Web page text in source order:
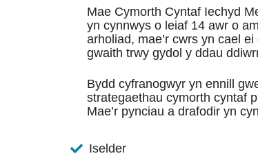
Mae Cymorth Cyntaf Iechyd
yn cynnwys o leiaf 14 awr o
arholiad, mae’r cwrs yn cael
gwaith trwy gydol y ddau
Bydd cyfranogwyr yn ennill
strategaethau cymorth cyntaf
Mae’r pynciau a drafodir yn
Iselder